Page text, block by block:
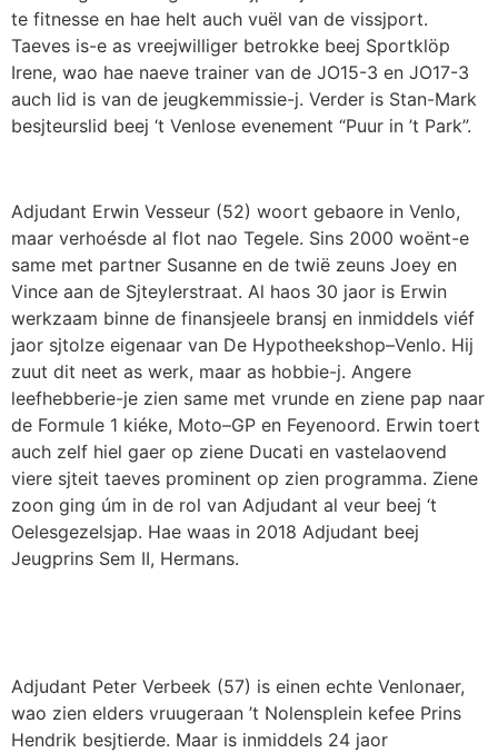
te fitnesse en hae helt auch vuël van de vissjport.
Taeves is-e as vreejwilliger betrokke beej Sportklöp
Irene, wao hae naeve trainer van de JO15-3 en JO17-3
auch lid is van de jeugkemmissie-j. Verder is Stan-Mark
besjteurslid beej ‘t Venlose evenement “Puur in ’t Park”.
Adjudant Erwin Vesseur (52) woort gebaore in Venlo,
maar verhoésde al flot nao Tegele. Sins 2000 woënt-e
same met partner Susanne en de twië zeuns Joey en
Vince aan de Sjteylerstraat. Al haos 30 jaor is Erwin
werkzaam binne de finansjeele bransj en inmiddels viéf
jaor sjtolze eigenaar van De Hypotheekshop–Venlo. Hij
zuut dit neet as werk, maar as hobbie-j. Angere
leefhebberie-je zien same met vrunde en ziene pap naar
de Formule 1 kiéke, Moto–GP en Feyenoord. Erwin toert
auch zelf hiel gaer op ziene Ducati en vastelaovend
viere sjteit taeves prominent op zien programma. Ziene
zoon ging úm in de rol van Adjudant al veur beej ‘t
Oelesgezelsjap. Hae waas in 2018 Adjudant beej
Jeugprins Sem II, Hermans.
Adjudant Peter Verbeek (57) is einen echte Venlonaer,
wao zien elders vruugeraan ’t Nolensplein kefee Prins
Hendrik besjtierde. Maar is inmiddels 24 jaor